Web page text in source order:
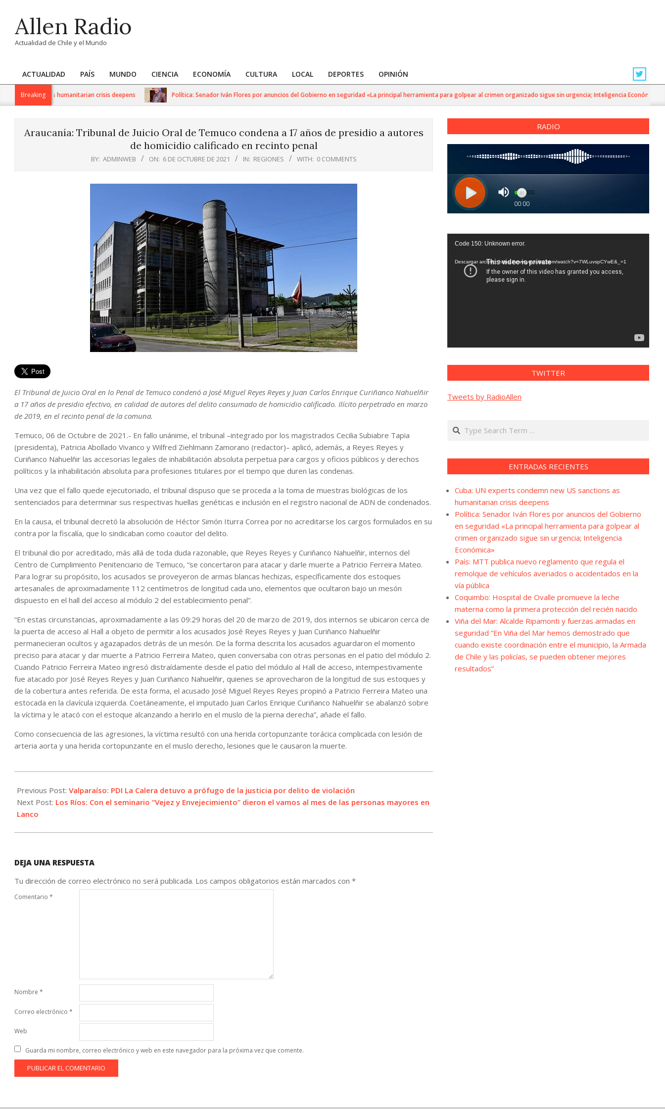
contentAllen Radio
Actualidad de Chile y el Mundo
Primary
Navigation
ACTUALIDAD PAÍS MUNDO CIENCIA ECONOMÍA CULTURA LOCAL DEPORTES OPINIÓN
Breaking
sanctions as humanitarian crisis deepens Política: Senador Iván Flores por anuncios del Gobierno en seguridad «La principal herramienta para golpear al crimen organizado sigue sin urgencia; Inteligencia Económica»
Araucanía: Tribunal de Juicio Oral de Temuco condena a 17 años de presidio a autores
de homicidio calificado en recinto penal
BY: ADMINWEB ON: 6 DE OCTUBRE DE 2021 IN: REGIONES WITH: 0 COMMENTS
El Tribunal de Juicio Oral en lo Penal de Temuco condenó a José Miguel Reyes Reyes y Juan Carlos Enrique Curiñanco Nahuelñir
a 17 años de presidio efectivo, en calidad de autores del delito consumado de homicidio calificado. Ilícito perpetrado en marzo
de 2019, en el recinto penal de la comuna.
Temuco, 06 de Octubre de 2021.- En fallo unánime, el tribunal –integrado por los magistrados Cecilia Subiabre Tapia
(presidenta), Patricia Abollado Vivanco y Wilfred Ziehlmann Zamorano (redactor)– aplicó, además, a Reyes Reyes y
Curiñanco Nahuelñir las accesorias legales de inhabilitación absoluta perpetua para cargos y oficios públicos y derechos
políticos y la inhabilitación absoluta para profesiones titulares por el tiempo que duren las condenas.
Una vez que el fallo quede ejecutoriado, el tribunal dispuso que se proceda a la toma de muestras biológicas de los
sentenciados para determinar sus respectivas huellas genéticas e inclusión en el registro nacional de ADN de condenados.
En la causa, el tribunal decretó la absolución de Héctor Simón Iturra Correa por no acreditarse los cargos formulados en su
contra por la fiscalía, que lo sindicaban como coautor del delito.
El tribunal dio por acreditado, más allá de toda duda razonable, que Reyes Reyes y Curiñanco Nahuelñir, internos del
Centro de Cumplimiento Penitenciario de Temuco, “se concertaron para atacar y darle muerte a Patricio Ferreira Mateo.
Para lograr su propósito, los acusados se proveyeron de armas blancas hechizas, específicamente dos estoques
artesanales de aproximadamente 112 centímetros de longitud cada uno, elementos que ocultaron bajo un mesón
dispuesto en el hall del acceso al módulo 2 del establecimiento penal”.
“En estas circunstancias, aproximadamente a las 09:29 horas del 20 de marzo de 2019, dos internos se ubicaron cerca de
la puerta de acceso al Hall a objeto de permitir a los acusados José Reyes Reyes y Juan Curiñanco Nahuelñir
permanecieran ocultos y agazapados detrás de un mesón. De la forma descrita los acusados aguardaron el momento
preciso para atacar y dar muerte a Patricio Ferreira Mateo, quien conversaba con otras personas en el patio del módulo 2.
Cuando Patricio Ferreira Mateo ingresó distraídamente desde el patio del módulo al Hall de acceso, intempestivamente
fue atacado por José Reyes Reyes y Juan Curiñanco Nahuelñir, quienes se aprovecharon de la longitud de sus estoques y
de la cobertura antes referida. De esta forma, el acusado José Miguel Reyes Reyes propinó a Patricio Ferreira Mateo una
estocada en la clavícula izquierda. Coetáneamente, el imputado Juan Carlos Enrique Curiñanco Nahuelñir se abalanzó sobre
la víctima y le atacó con el estoque alcanzando a herirlo en el muslo de la pierna derecha”, añade el fallo.
Como consecuencia de las agresiones, la víctima resultó con una herida cortopunzante torácica complicada con lesión de
arteria aorta y una herida cortopunzante en el muslo derecho, lesiones que le causaron la muerte.
10-
06
Previous Post: Valparaíso: PDI La Calera detuvo a prófugo de la justicia por delito de violación
Next Post: Los Ríos: Con el seminario “Vejez y Envejecimiento” dieron el vamos al mes de las personas mayores en
Lanco
DEJA UNA RESPUESTA
Tu dirección de correo electrónico no será publicada. Los campos obligatorios están marcados con *
Comentario *
Nombre *
Correo electrónico *
Web
Guarda mi nombre, correo electrónico y web en este navegador para la próxima vez que comente.
RADIO
Reproductor
vídeo
Code 150: Unknown error.
Descargar archivo: https://www.youtube.com/watch?v=7WLuvspCYwE&_=1
TWITTER
Tweets by RadioAllen
Search
ENTRADAS RECIENTES
Cuba: UN experts condemn new US sanctions as
humanitarian crisis deepens
Política: Senador Iván Flores por anuncios del Gobierno
en seguridad «La principal herramienta para golpear al
crimen organizado sigue sin urgencia; Inteligencia
Económica»
País: MTT publica nuevo reglamento que regula el
remolque de vehículos averiados o accidentados en la
vía pública
Coquimbo: Hospital de Ovalle promueve la leche
materna como la primera protección del recién nacido
Viña del Mar: Alcalde Ripamonti y fuerzas armadas en
seguridad “En Viña del Mar hemos demostrado que
cuando existe coordinación entre el municipio, la Armada
de Chile y las policías, se pueden obtener mejores
resultados”